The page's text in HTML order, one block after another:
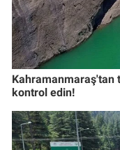
Kahramanmaraş'tan
kontrol edin!